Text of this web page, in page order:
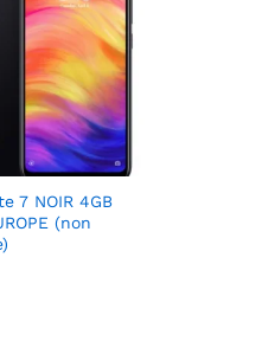
7 NOIR 4GB
(non